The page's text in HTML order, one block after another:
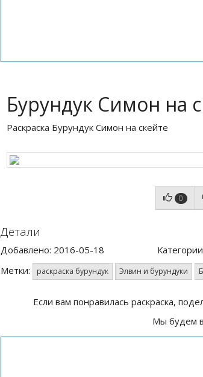
Бурундук Симон на
Раскраска Бурундук Симон на скейте
0
Детали
Добавлено: 2016-05-18
Метки:
раскраска бурундук Элвин и бурундуки
Если вам понравилась раскраска,
Мы будем